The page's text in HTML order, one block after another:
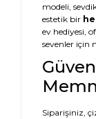
modeli,
estetik bir
ev hediyesi,
sevenler için
Siparişiniz,